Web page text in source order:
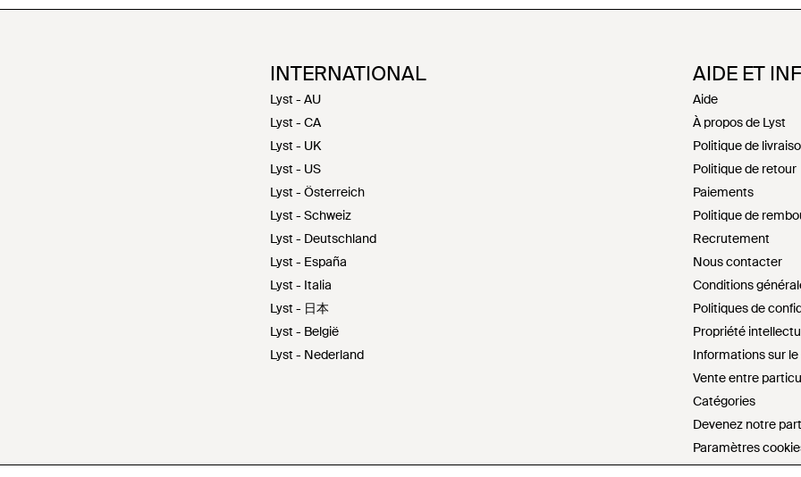
INTERNATIONAL
Lyst - AU
Lyst - CA
Lyst - UK
Lyst - US
Lyst - Österreich
Lyst - Schweiz
Lyst - Deutschland
Lyst - España
Lyst - Italia
Lyst - 日本
Lyst - België
Lyst - Nederland
AIDE ET
Aide
À propos de Lyst
Politique de
Politique de retour
Paiements
Politique de
Recrutement
Nous contacter
Conditions
Politiques de
Propriété
Informations sur
Vente entre
Catégories
Devenez notre
Paramètres
Ne pas vendre ou